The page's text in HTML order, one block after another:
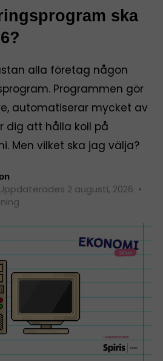
ska
alla företag någon
Programmen gör
automatiserar mycket av
dig att hålla koll på
Men vilket ska jag välja?
2 augusti, 2026 •